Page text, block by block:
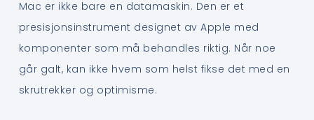
Mac er ikke bare en datamaskin. Den er et
presisjonsinstrument designet av Apple med
komponenter som må behandles riktig. Når noe
går galt, kan ikke hvem som helst fikse det med en
skrutrekker og optimisme.